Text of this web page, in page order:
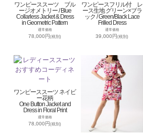
ワンピーススーツ ブル
ージオメトリー / Blue
Collarless Jacket & Dress
in Geometric Pattern
通常価格
78,000円(税別)
ワンピースフリル付 レ
ース生地 グリーン×ブラ
ック / Green/Black Lace
Frilled Dress
通常価格
39,000円(税別)
ワンピーススーツ ネイビ
ー花柄
One Button Jacket and
Dress in Floral Print
通常価格
78,000円(税別)